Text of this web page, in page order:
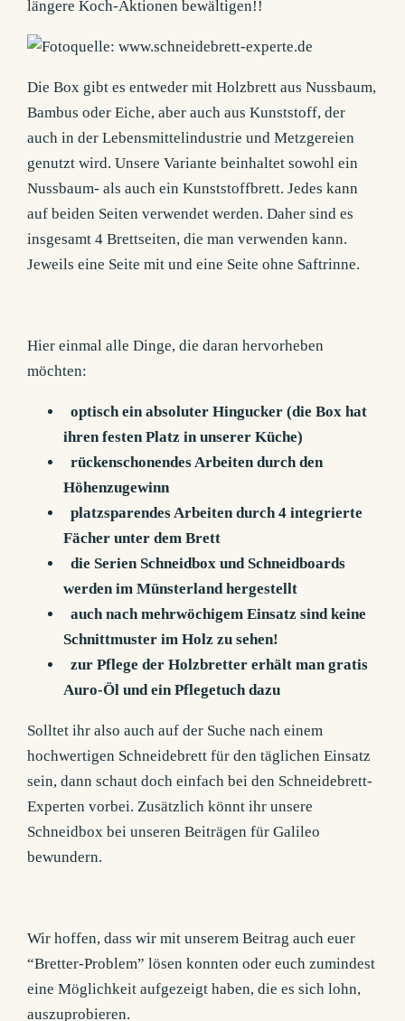
längere Koch-Aktionen bewältigen!!
Die Box gibt es entweder mit Holzbrett aus Nussbaum,
Bambus oder Eiche, aber auch aus Kunststoff, der
auch in der Lebensmittelindustrie und Metzgereien
genutzt wird. Unsere Variante beinhaltet sowohl ein
Nussbaum- als auch ein Kunststoffbrett. Jedes kann
auf beiden Seiten verwendet werden. Daher sind es
insgesamt 4 Brettseiten, die man verwenden kann.
Jeweils eine Seite mit und eine Seite ohne Saftrinne.
Hier einmal alle Dinge, die daran hervorheben
möchten:
optisch ein absoluter Hingucker (die Box hat
ihren festen Platz in unserer Küche)
rückenschonendes Arbeiten durch den
Höhenzugewinn
platzsparendes Arbeiten durch 4 integrierte
Fächer unter dem Brett
die Serien Schneidbox und Schneidboards
werden im Münsterland hergestellt
auch nach mehrwöchigem Einsatz sind keine
Schnittmuster im Holz zu sehen!
zur Pflege der Holzbretter erhält man gratis
Auro-Öl und ein Pflegetuch dazu
Solltet ihr also auch auf der Suche nach einem
hochwertigen Schneidebrett für den täglichen Einsatz
sein, dann schaut doch einfach bei den Schneidebrett-
Experten vorbei. Zusätzlich könnt ihr unsere
Schneidbox bei unseren Beiträgen für Galileo
bewundern.
Wir hoffen, dass wir mit unserem Beitrag auch euer
“Bretter-Problem” lösen konnten oder euch zumindest
eine Möglichkeit aufgezeigt haben, die es sich lohn,
auszuprobieren.